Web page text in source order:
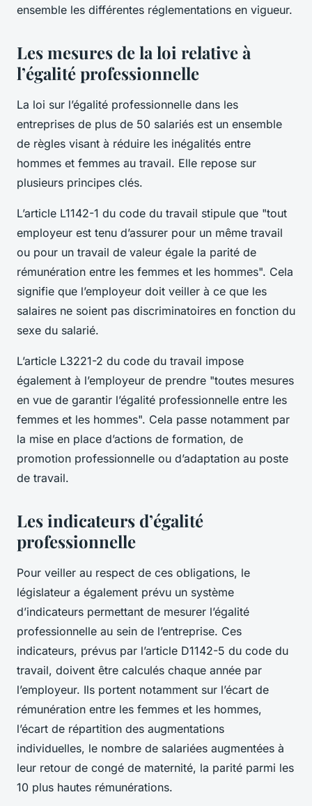
ensemble les différentes réglementations en vigueur.
Les mesures de la loi relative à
l’égalité professionnelle
La loi sur l’égalité professionnelle dans les
entreprises de plus de 50 salariés est un ensemble
de règles visant à réduire les inégalités entre
hommes et femmes au travail. Elle repose sur
plusieurs principes clés.
L’article L1142-1 du code du travail stipule que "tout
employeur est tenu d’assurer pour un même travail
ou pour un travail de valeur égale la parité de
rémunération entre les femmes et les hommes". Cela
signifie que l’employeur doit veiller à ce que les
salaires ne soient pas discriminatoires en fonction du
sexe du salarié.
L’article L3221-2 du code du travail impose
également à l’employeur de prendre "toutes mesures
en vue de garantir l’égalité professionnelle entre les
femmes et les hommes". Cela passe notamment par
la mise en place d’actions de formation, de
promotion professionnelle ou d’adaptation au poste
de travail.
Les indicateurs d’égalité
professionnelle
Pour veiller au respect de ces obligations, le
législateur a également prévu un système
d’indicateurs permettant de mesurer l’égalité
professionnelle au sein de l’entreprise. Ces
indicateurs, prévus par l’article D1142-5 du code du
travail, doivent être calculés chaque année par
l’employeur. Ils portent notamment sur l’écart de
rémunération entre les femmes et les hommes,
l’écart de répartition des augmentations
individuelles, le nombre de salariées augmentées à
leur retour de congé de maternité, la parité parmi les
10 plus hautes rémunérations.